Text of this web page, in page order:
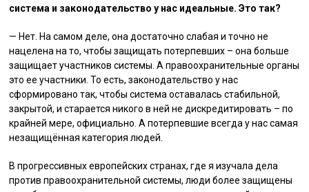
система и законодательство у нас идеальные. Это так?
— Нет. На самом деле, она достаточно слабая и точно не
нацелена на то, чтобы защищать потерпевших – она больше
защищает участников системы. А правоохранительные органы
это ее участники. То есть, законодательство у нас
сформировано так, чтобы система оставалась стабильной,
закрытой, и старается никого в ней не дискредитировать – по
крайней мере, официально. А потерпевшие всегда у нас самая
незащищённая категория людей.
В прогрессивных европейских странах, где я изучала дела
против правоохранительной системы, люди более защищены